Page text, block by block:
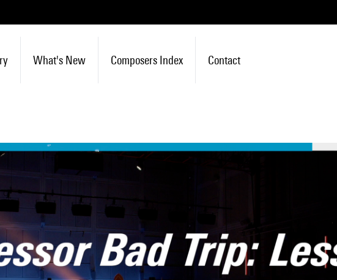
What's New Composers Index Contact